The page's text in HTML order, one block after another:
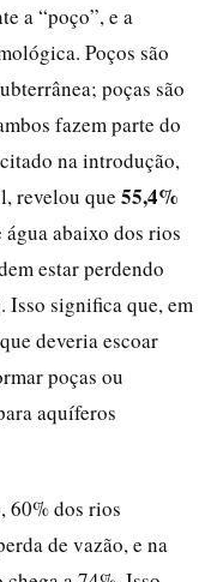
a “poço”, e a
Poços são
poças são
fazem parte do
na introdução,
revelou que 55,4%
água abaixo dos rios
estar perdendo
Isso significa que, em
deveria escoar
poças ou
aquíferos
60% dos rios
de vazão, e na